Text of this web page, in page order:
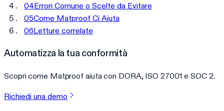
04Errori Comune o Scelte da Evitare
05Come Matproof Ci Aiuta
06Letture correlate
Automatizza la tua conformità
Scopri come Matproof aiuta con DORA, ISO 27001 e SOC 2.
Richiedi una demo